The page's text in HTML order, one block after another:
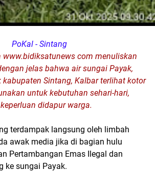
PoKal - Sintang
www.bidiksatunews com menuliskan
jelas bahwa air sungai Payak,
kabupaten Sintang, Kalbar terlihat kotor
untuk kebutuhan sehari-hari,
didapur warga.
terdampak langsung oleh limbah
awak media jika di bagian hulu
Pertambangan Emas Ilegal dan
ke sungai Payak.